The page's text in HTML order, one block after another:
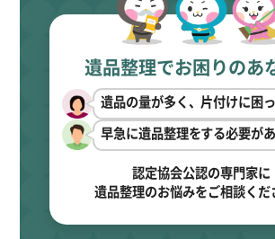
遺品整理でお困りのあ
遺品の量が多く、片付けに困
早急に遺品整理をする必要が
認定協会公認の専門家に
遺品整理のお悩みをご相談く